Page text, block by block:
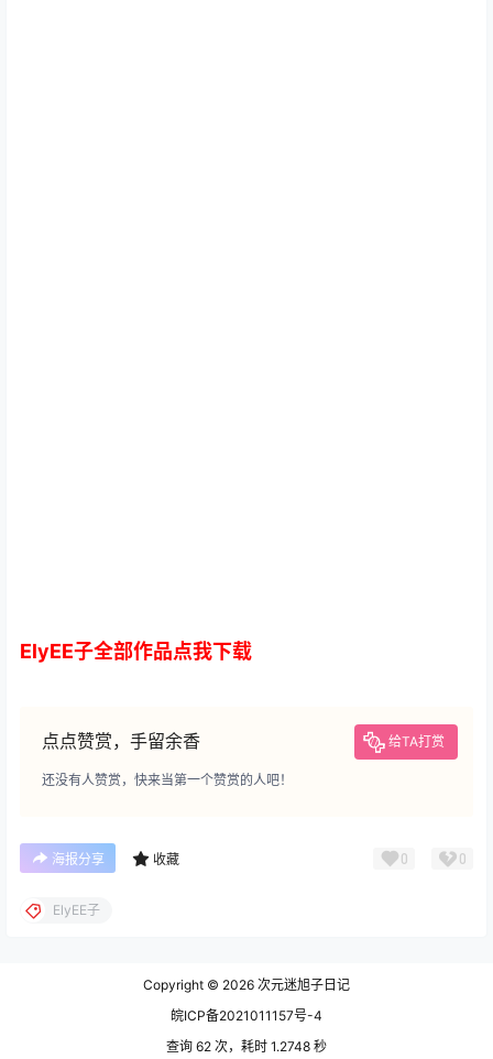
ElyEE子全部作品点我下载
点点赞赏，手留余香 给TA打赏
还没有人赞赏，快来当第一个赞赏的人吧！
海报分享 收藏 0 0
ElyEE子
Copyright © 2026 次元迷旭子日记
皖ICP备2021011157号-4
查询 62 次，耗时 1.2748 秒